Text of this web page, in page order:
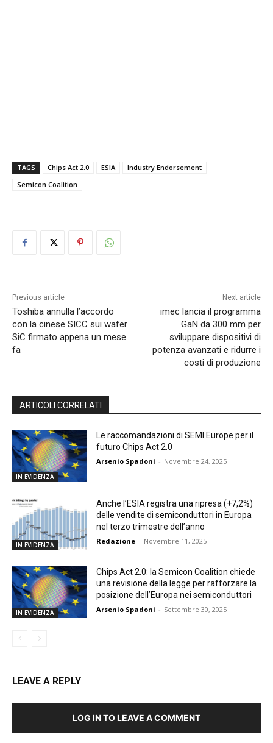
TAGS Chips Act 2.0 ESIA
Industry Endorsement
Semicon Coalition
Previous article
Toshiba annulla l’accordo
con la cinese SICC sui wafer
SiC firmato appena un mese
fa
Next article
imec lancia il programma
GaN da 300 mm per
sviluppare dispositivi di
potenza avanzati e ridurre i
costi di produzione
ARTICOLI CORRELATI
IN EVIDENZA
Le raccomandazioni di SEMI Europe per il
futuro Chips Act 2.0
Arsenio Spadoni - Novembre 24, 2025
IN EVIDENZA
Anche l’ESIA registra una ripresa (+7,2%)
delle vendite di semiconduttori in Europa
nel terzo trimestre dell’anno
Redazione - Novembre 11, 2025
IN EVIDENZA
Chips Act 2.0: la Semicon Coalition chiede
una revisione della legge per rafforzare la
posizione dell’Europa nei semiconduttori
Arsenio Spadoni - Settembre 30, 2025
LEAVE A REPLY
LOG IN TO LEAVE A COMMENT